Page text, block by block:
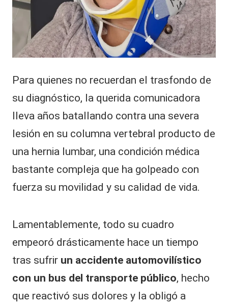
Para quienes no recuerdan el trasfondo de
su diagnóstico, la querida comunicadora
lleva años batallando contra una severa
lesión en su columna vertebral producto de
una hernia lumbar, una condición médica
bastante compleja que ha golpeado con
fuerza su movilidad y su calidad de vida.
Lamentablemente, todo su cuadro
empeoró drásticamente hace un tiempo
tras sufrir un accidente automovilístico
con un bus del transporte público, hecho
que reactivó sus dolores y la obligó a